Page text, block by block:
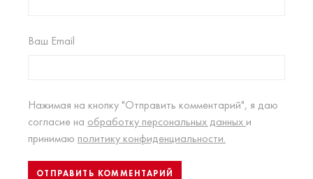
Ваш Email
Нажимая на кнопку "Отправить комментарий", я даю
согласие на обработку персональных данных и
принимаю политику конфиденциальности.